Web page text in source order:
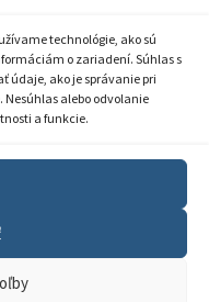
technológie, ako sú
o zariadení. Súhlas s
údaje, ako je správanie pri
alebo odvolanie
a funkcie.